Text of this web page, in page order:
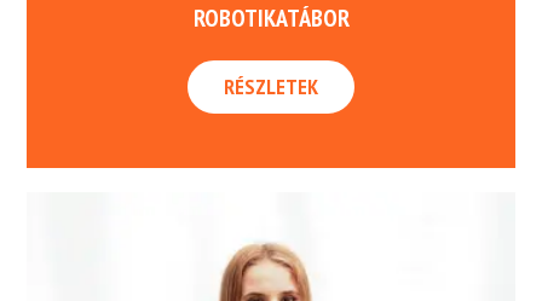
ROBOTIKATÁBOR
RÉSZLETEK